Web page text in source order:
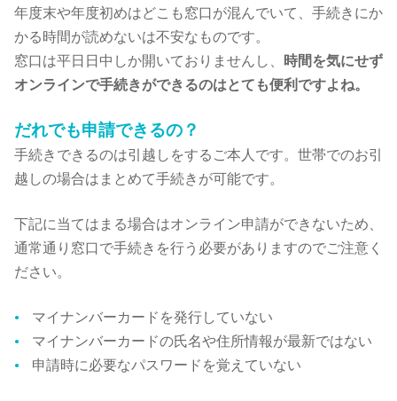
年度末や年度初めはどこも窓口が混んでいて、手続きにか
かる時間が読めないは不安なものです。
窓口は平日日中しか開いておりませんし、
時間を気にせず
オンラインで手続きができるのはとても便利ですよね。
だれでも申請できるの？
手続きできるのは引越しをするご本人です。世帯でのお引
越しの場合はまとめて手続きが可能です。
下記に当てはまる場合はオンライン申請ができないため、
通常通り窓口で手続きを行う必要がありますのでご注意く
ださい。
マイナンバーカードを発行していない
マイナンバーカードの氏名や住所情報が最新ではない
申請時に必要なパスワードを覚えていない